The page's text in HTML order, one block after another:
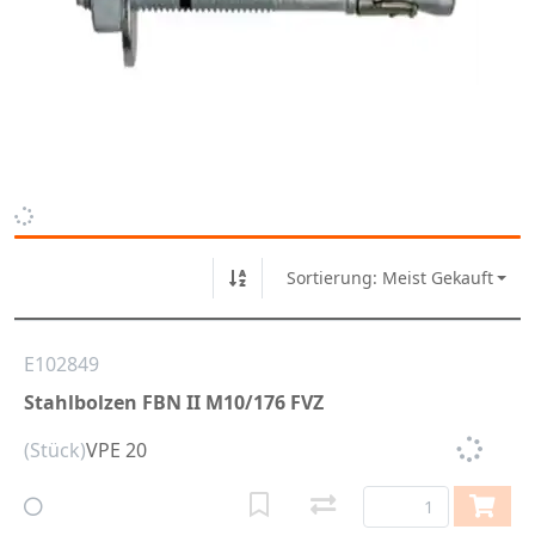
Sortierung: Meist Gekauft
E102849
Stahlbolzen FBN II M10/176 FVZ
(Stück)VPE 20